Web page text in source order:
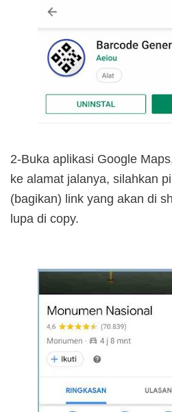
2-Buka aplikasi Google
ke alamat jalanya, silahkan
(bagikan) link yang akan di
lupa di copy.